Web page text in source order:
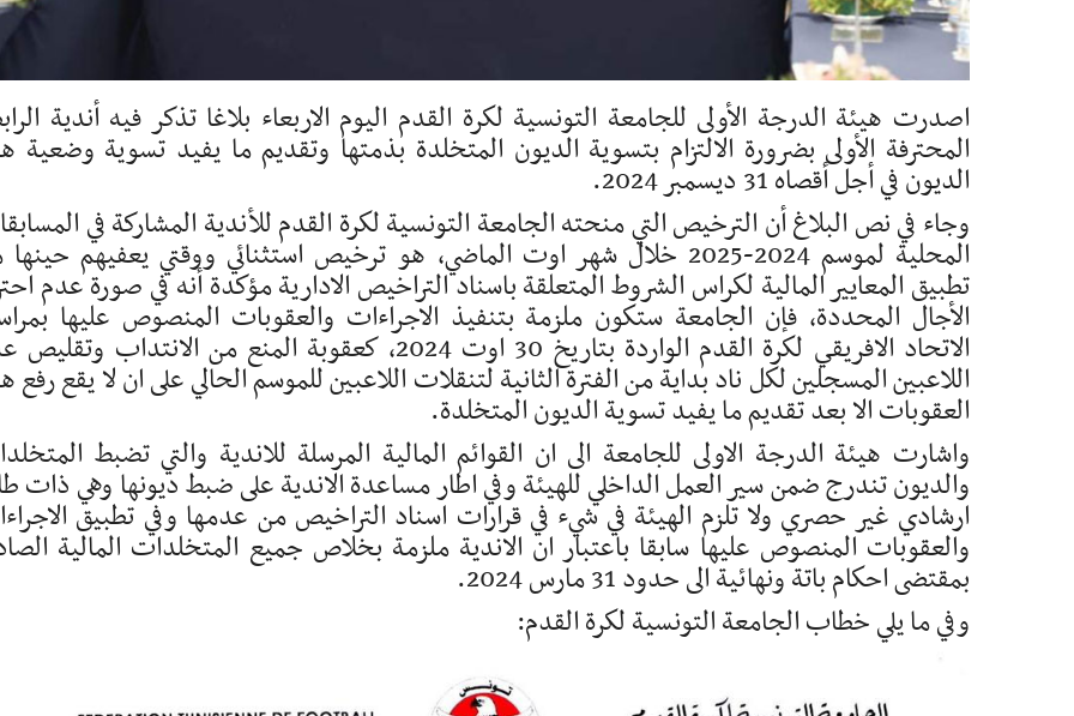
اصدرت هيئة الدرجة الأولى للجامعة التونسية لكرة القدم اليوم الاربعاء بلاغا تذكر فيه أندية
المحترفة الأولى بضرورة الالتزام بتسوية الديون المتخلدة بذمتها وتقديم ما يفيد تسوية وضعية
الديون في أجل أقصاه 31 ديسمبر 2024.
وجاء في نص البلاغ أن الترخيص التي منحته الجامعة التونسية لكرة القدم للأندية المشاركة في
المحلية لموسم 2024-2025 خلال شهر اوت الماضي، هو ترخيص استثنائي ووقتي يعفيهم
تطبيق المعايير المالية لكراس الشروط المتعلقة باسناد التراخيص الادارية مؤكدة أنه في صورة عدم
الأجال المحددة، فإن الجامعة ستكون ملزمة بتنفيذ الاجراءات والعقوبات المنصوص عليها
الاتحاد الافريقي لكرة القدم الواردة بتاريخ 30 اوت 2024، كعقوبة المنع من الانتداب
اللاعبين المسجلين لكل ناد بداية من الفترة الثانية لتنقلات اللاعبين للموسم الحالي على ان لا يقع رفع
العقوبات الا بعد تقديم ما يفيد تسوية الديون المتخلدة.
واشارت هيئة الدرجة الاولى للجامعة الى ان القوائم المالية المرسلة للاندية والتي تضبط
والديون تندرج ضمن سير العمل الداخلي للهيئة وفي اطار مساعدة الاندية على ضبط ديونها وهي ذات
ارشادي غير حصري ولا تلزم الهيئة في شيء في قرارات اسناد التراخيص من عدمها وفي تطبيق
والعقوبات المنصوص عليها سابقا باعتبار ان الاندية ملزمة بخلاص جميع المتخلدات المالية
بمقتضى احكام باتة ونهائية الى حدود 31 مارس 2024.
وفي ما يلي خطاب الجامعة التونسية لكرة القدم: